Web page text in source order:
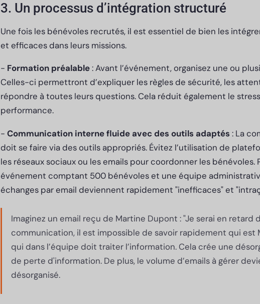
3. Un processus d’intégration structuré
Une fois les bénévoles recrutés, il est essentiel de bien les
et efficaces dans leurs missions.
- Formation préalable: Avant l’événement, organisez une ou
Celles-ci permettront d’expliquer les règles de sécurité, les
répondre à toutes leurs questions. Cela réduit également le
performance.
- Communication interne fluide avec des outils adaptés : La
doit se faire via des outils appropriés. Évitez l’utilisation de
les réseaux sociaux ou les emails pour coordonner les bénévoles.
événement comptant 500 bénévoles et une équipe
échanges par email deviennent rapidement "inefficaces" et
Imaginez un email reçu de Martine Dupont : "Je serai en retard
communication, il est impossible de savoir rapidement qui est
qui dans l’équipe doit traiter l’information. Cela crée une
de perte d'information. De plus, le volume d’emails à gérer
désorganisé.